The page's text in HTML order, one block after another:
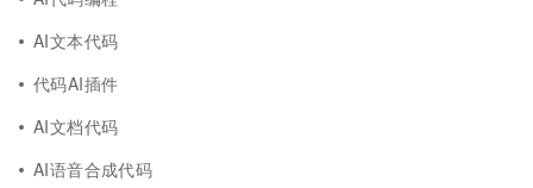
AI文本代码
代码AI插件
AI文档代码
AI语音合成代码